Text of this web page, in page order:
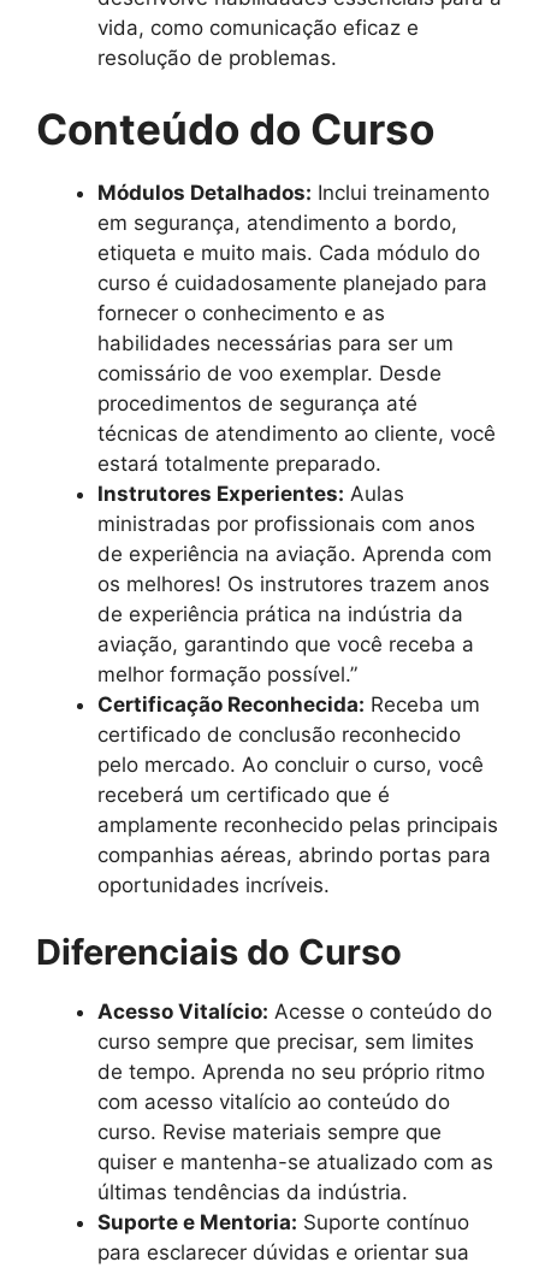
vida, como comunicação eficaz e
resolução de problemas.
Conteúdo do Curso
Módulos Detalhados: Inclui treinamento
em segurança, atendimento a bordo,
etiqueta e muito mais. Cada módulo do
curso é cuidadosamente planejado para
fornecer o conhecimento e as
habilidades necessárias para ser um
comissário de voo exemplar. Desde
procedimentos de segurança até
técnicas de atendimento ao cliente, você
estará totalmente preparado.
Instrutores Experientes: Aulas
ministradas por profissionais com anos
de experiência na aviação. Aprenda com
os melhores! Os instrutores trazem anos
de experiência prática na indústria da
aviação, garantindo que você receba a
melhor formação possível.”
Certificação Reconhecida: Receba um
certificado de conclusão reconhecido
pelo mercado. Ao concluir o curso, você
receberá um certificado que é
amplamente reconhecido pelas principais
companhias aéreas, abrindo portas para
oportunidades incríveis.
Diferenciais do Curso
Acesso Vitalício: Acesse o conteúdo do
curso sempre que precisar, sem limites
de tempo. Aprenda no seu próprio ritmo
com acesso vitalício ao conteúdo do
curso. Revise materiais sempre que
quiser e mantenha-se atualizado com as
últimas tendências da indústria.
Suporte e Mentoria: Suporte contínuo
para esclarecer dúvidas e orientar sua